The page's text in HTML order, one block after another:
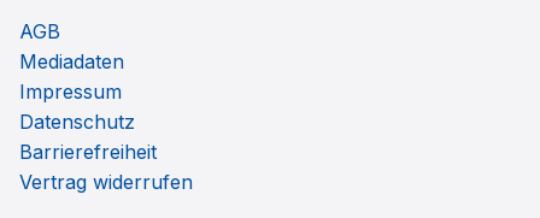
AGB
Mediadaten
Impressum
Datenschutz
Barrierefreiheit
Vertrag widerrufen